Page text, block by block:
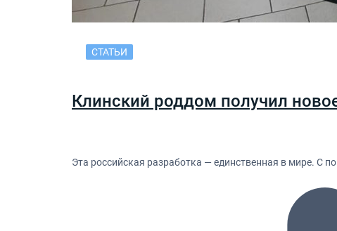
СТАТЬИ
Клинский роддом получил
Эта российская разработка — единственная в мире.